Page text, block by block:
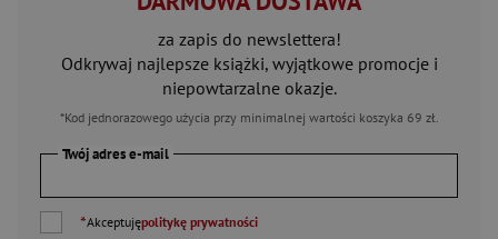
za zapis do newslettera!
Odkrywaj najlepsze książki, wyjątkowe promocje i
niepowtarzalne okazje.
*Kod jednorazowego użycia przy minimalnej wartości koszyka 69 zł.
Twój adres e-mail
*Akceptujępolitykę prywatności